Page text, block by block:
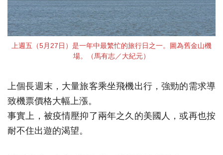
上週五（5月27日）是一年中最繁忙的旅行日之一。圖為舊金山機
場。（馬有志／大紀元）
上個長週末，大量旅客乘坐飛機出行，強勁的需求導
致機票價格大幅上漲。
事實上，被疫情壓抑了兩年之久的美國人，或再也按
耐不住出遊的渴望。